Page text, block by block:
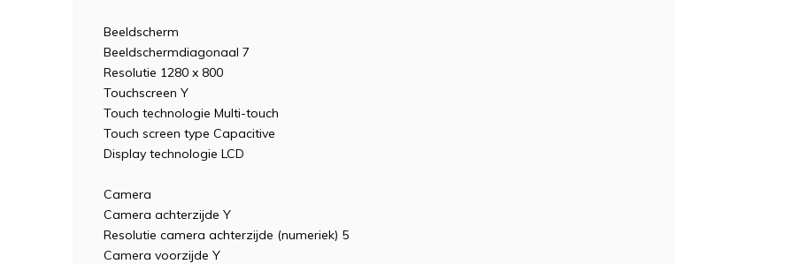
Beeldscherm
Beeldschermdiagonaal 7
Resolutie 1280 x 800
Touchscreen Y
Touch technologie Multi-touch
Touch screen type Capacitive
Display technologie LCD
Camera
Camera achterzijde Y
Resolutie camera achterzijde (numeriek) 5
Camera voorzijde Y